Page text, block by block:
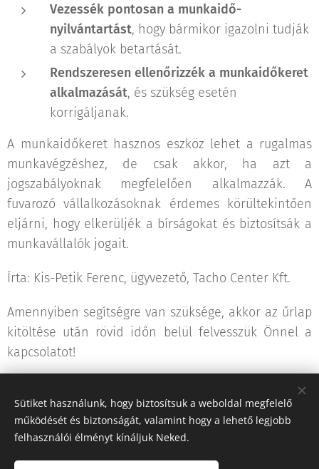
Vezessék pontosan a munkaidő-
nyilvántartást, hogy bármikor igazolni tudják
a szabályok betartását.
Rendszeresen ellenőrizzék a munkaidőkeret
alkalmazását, és szükség esetén
korrigáljanak.
A munkaidőkeret hasznos eszköz lehet a rugalmas
munkavégzéshez, de csak akkor, ha azt a
jogszabályoknak megfelelően alkalmazzák. A
fuvarozó vállalkozásoknak érdemes körültekintően
eljárni, hogy elkerüljék a bírságokat és biztosítsák a
munkavállalók jogait.
Írta: Kis-Petik Ferenc, ügyvezető, Tacho Center Kft.
Amennyiben segítségre van szüksége, akkor az űrlap
kitöltése után rövid időn belül felvesszük Önnel a
kapcsolatot!
Share
Sütiket használunk, hogy biztosítsuk a weboldal megfelelő
működését és biztonságát, valamint hogy a lehető legjobb
felhasználói élményt kínáljuk Neked.